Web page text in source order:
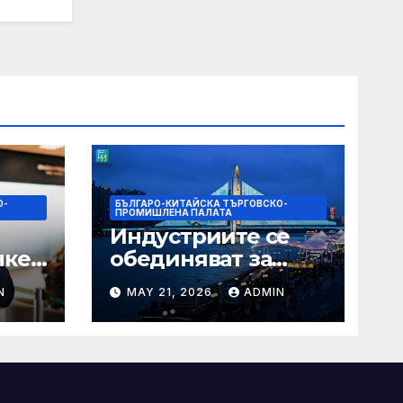
БЪЛГАРО-КИТАЙСКА ТЪРГОВСКО-
ПРОМИШЛЕНА ПАЛАТА
Индустриите се
обединяват за
висококачествен
растеж на
културния и
сектор
MAY 21, 2026 ADMIN